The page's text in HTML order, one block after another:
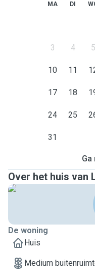
MA DI
3 4 5
10 11
17 18
24 25
31
Ga
Over het huis van
De woning
Huis
Medium